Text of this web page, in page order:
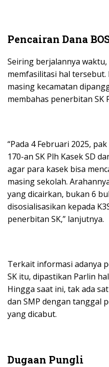
Pencairan Dana
Seiring berjalannya
memfasilitasi hal tersebut.
masing kecamatan
membahas penerbitan SK
“Pada 4 Februari 2025,
170-an SK Plh Kasek SD
agar para kasek bisa
masing sekolah.
yang dicairkan, bukan 6
disosialisasikan kepada
penerbitan SK,” lanjutnya.
Terkait informasi adanya
SK itu, dipastikan Parlin
Hingga saat ini, tak ada
dan SMP dengan tanggal
yang dicabut.
Dugaan Pungli